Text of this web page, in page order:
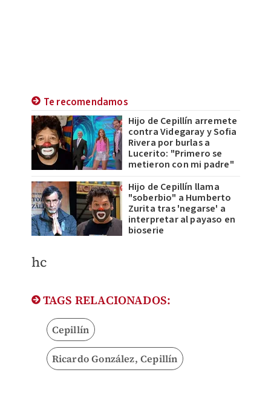
Te recomendamos
Hijo de Cepillín arremete
contra Videgaray y Sofia
Rivera por burlas a
Lucerito: "Primero se
metieron con mi padre"
Hijo de Cepillín llama
"soberbio" a Humberto
Zurita tras 'negarse' a
interpretar al payaso en
bioserie
hc
TAGS RELACIONADOS:
Cepillín
Ricardo González, Cepillín